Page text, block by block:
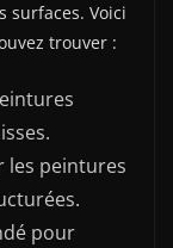
surfaces. Voici
trouver :
les peintures
pour